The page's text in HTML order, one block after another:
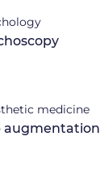
medicine
augmentation